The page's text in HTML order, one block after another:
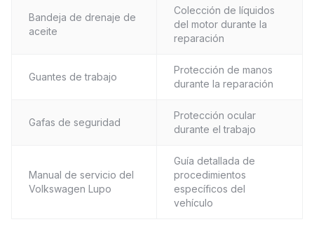
Bandeja de drenaje de
aceite
Colección de líquidos
del motor durante la
reparación
Guantes de trabajo
Protección de manos
durante la reparación
Gafas de seguridad
Protección ocular
durante el trabajo
Manual de servicio del
Volkswagen Lupo
Guía detallada de
procedimientos
específicos del
vehículo